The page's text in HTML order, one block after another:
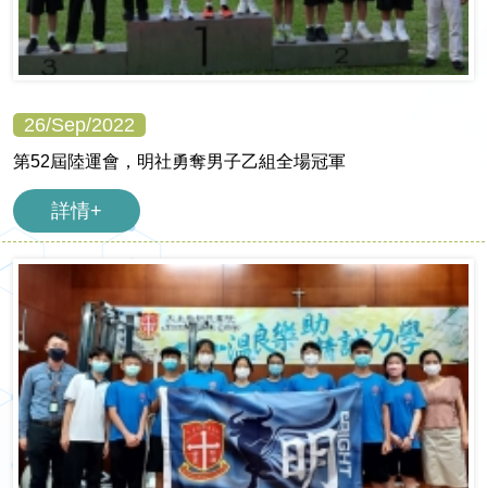
26/Sep/2022
第52屆陸運會，明社勇奪男子乙組全場冠軍
詳情+